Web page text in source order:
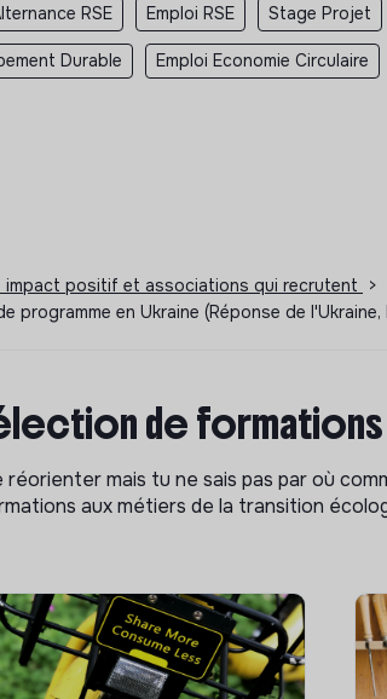
RSE Emploi RSE Stage Projet
Durable Emploi Economie Circulaire
impact positif et associations qui recrutent >
programme en Ukraine (Réponse de
de formations
mais tu ne sais pas par où
aux métiers de la transition